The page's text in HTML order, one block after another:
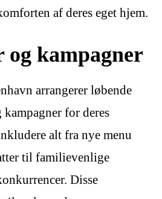
af deres eget hjem.
kampagner
arrangerer løbende
for deres
alt fra nye menu
til familievenlige
Disse